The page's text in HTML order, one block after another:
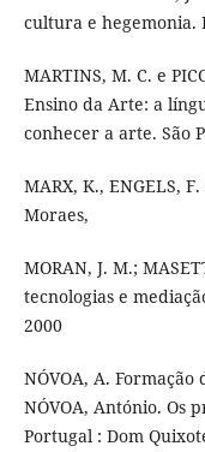
cultura e hegemonia.
MARTINS, M. C. e
Ensino da Arte: a
conhecer a arte. São
MARX, K., ENGELS,
Moraes,
MORAN, J. M.;
tecnologias e
2000
NÓVOA, A.
NÓVOA, António. Os
Portugal : Dom